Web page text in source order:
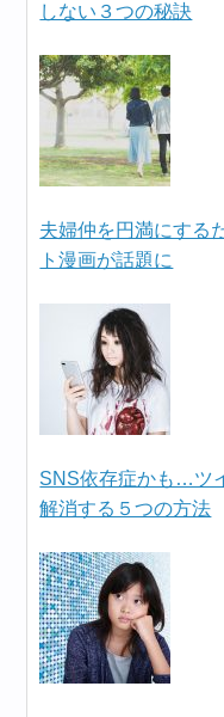
しない３つの秘訣
夫婦仲を円満にする
ト漫画が話題に
SNS依存症かも…ツ
解消する５つの方法